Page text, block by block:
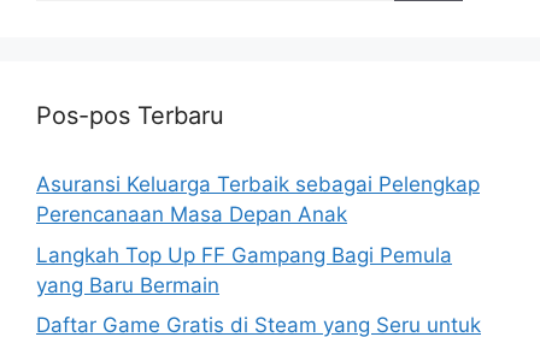
Pos-pos Terbaru
Asuransi Keluarga Terbaik sebagai Pelengkap
Perencanaan Masa Depan Anak
Langkah Top Up FF Gampang Bagi Pemula
yang Baru Bermain
Daftar Game Gratis di Steam yang Seru untuk